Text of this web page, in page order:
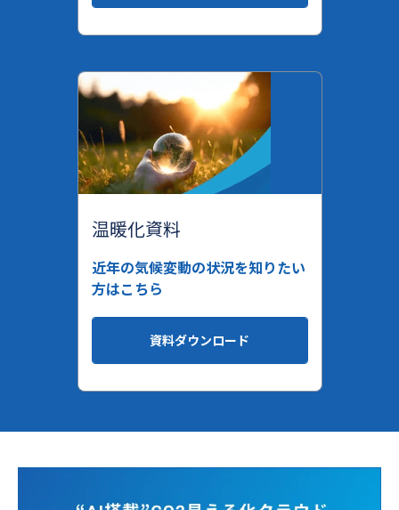
温暖化資料
近年の気候変動の状況を知りたい
方はこちら
資料ダウンロード